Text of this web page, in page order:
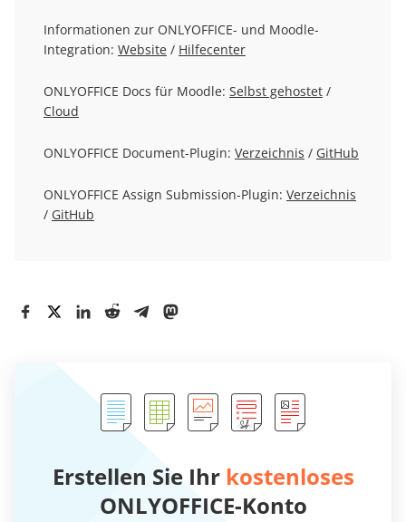
Informationen zur ONLYOFFICE- und Moodle-
Integration: Website / Hilfecenter
ONLYOFFICE Docs für Moodle: Selbst gehostet /
Cloud
ONLYOFFICE Document-Plugin: Verzeichnis / GitHub
ONLYOFFICE Assign Submission-Plugin: Verzeichnis
/ GitHub
Erstellen Sie Ihr kostenloses
ONLYOFFICE-Konto